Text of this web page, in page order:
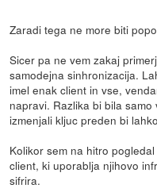
Zaradi tega ne more biti
Sicer pa ne vem zakaj
samodejna sinhronizacija.
imel enak client in vse,
napravi. Razlika bi bila
izmenjali kljuc preden bi
Kolikor sem na hitro
client, ki uporablja njihovo
sifrira.